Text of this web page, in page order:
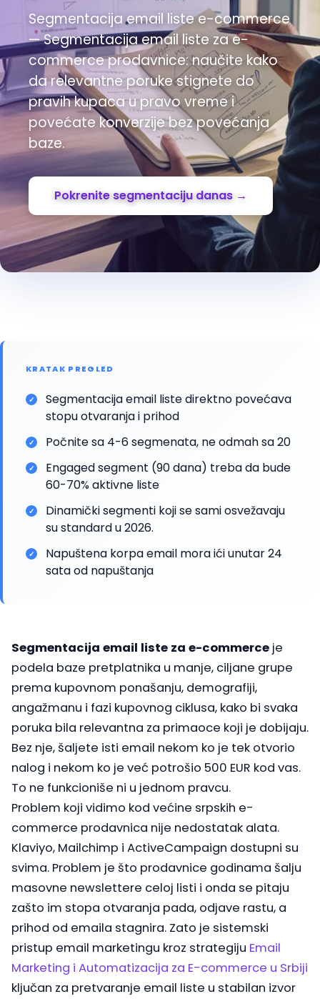
Segmentacija email liste e-commerce
— Segmentacija email liste za e-
commerce prodavnice: naučite kako
da relevantne poruke stignete do
pravih kupaca u pravo vreme i
povećate konverzije bez povećanja
baze.
Pokrenite segmentaciju danas →
KRATAK PREGLED
✓
Segmentacija email liste direktno povećava
stopu otvaranja i prihod
✓ Počnite sa 4-6 segmenata, ne odmah sa 20
✓
Engaged segment (90 dana) treba da bude
60-70% aktivne liste
✓
Dinamički segmenti koji se sami osvežavaju
su standard u 2026.
✓
Napuštena korpa email mora ići unutar 24
sata od napuštanja
Segmentacija email liste za e-commerce je
podela baze pretplatnika u manje, ciljane grupe
prema kupovnom ponašanju, demografiji,
angažmanu i fazi kupovnog ciklusa, kako bi svaka
poruka bila relevantna za primaoce koji je dobijaju.
Bez nje, šaljete isti email nekom ko je tek otvorio
nalog i nekom ko je već potrošio 500 EUR kod vas.
To ne funkcioniše ni u jednom pravcu.
Problem koji vidimo kod većine srpskih e-
commerce prodavnica nije nedostatak alata.
Klaviyo, Mailchimp i ActiveCampaign dostupni su
svima. Problem je što prodavnice godinama šalju
masovne newslettere celoj listi i onda se pitaju
zašto im stopa otvaranja pada, odjave rastu, a
prihod od emaila stagnira. Zato je sistemski
pristup email marketingu kroz strategiju Email
Marketing i Automatizacija za E-commerce u Srbiji
ključan za pretvaranje email liste u stabilan izvor